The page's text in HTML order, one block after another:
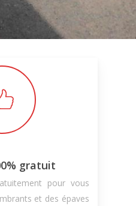
gratuit
pour vous
et des épaves